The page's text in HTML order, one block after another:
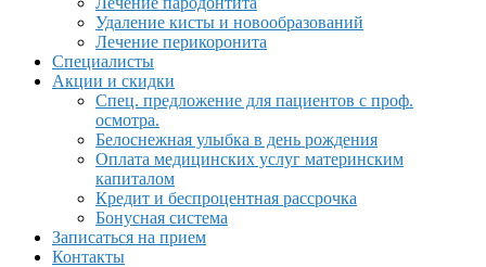
Удаление кисты и новообразований
Лечение перикоронита
Специалисты
Акции и скидки
Спец. предложение для пациентов с проф.
осмотра.
Белоснежная улыбка в день рождения
Оплата медицинских услуг материнским
капиталом
Кредит и беспроцентная рассрочка
Бонусная система
Записаться на прием
Контакты